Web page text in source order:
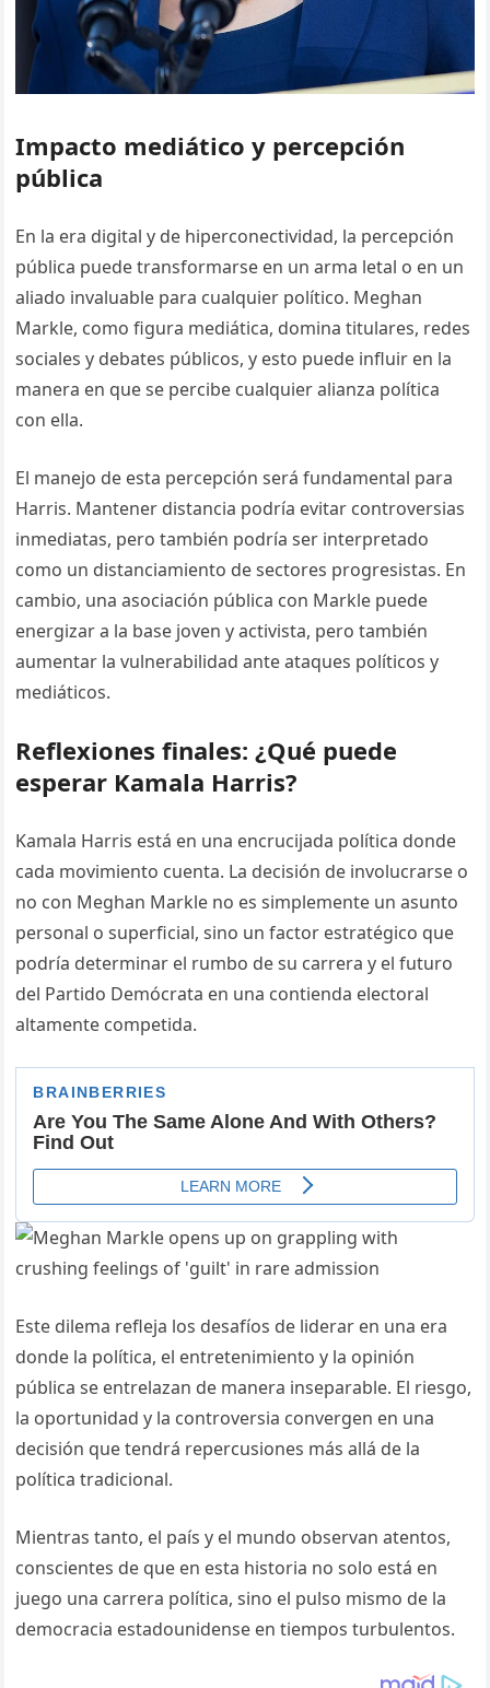
Impacto mediático y percepción
pública
En la era digital y de hiperconectividad, la percepción
pública puede transformarse en un arma letal o en un
aliado invaluable para cualquier político. Meghan
Markle, como figura mediática, domina titulares, redes
sociales y debates públicos, y esto puede influir en la
manera en que se percibe cualquier alianza política
con ella.
El manejo de esta percepción será fundamental para
Harris. Mantener distancia podría evitar controversias
inmediatas, pero también podría ser interpretado
como un distanciamiento de sectores progresistas. En
cambio, una asociación pública con Markle puede
energizar a la base joven y activista, pero también
aumentar la vulnerabilidad ante ataques políticos y
mediáticos.
Reflexiones finales: ¿Qué puede
esperar Kamala Harris?
Kamala Harris está en una encrucijada política donde
cada movimiento cuenta. La decisión de involucrarse o
no con Meghan Markle no es simplemente un asunto
personal o superficial, sino un factor estratégico que
podría determinar el rumbo de su carrera y el futuro
del Partido Demócrata en una contienda electoral
altamente competida.
Este dilema refleja los desafíos de liderar en una era
donde la política, el entretenimiento y la opinión
pública se entrelazan de manera inseparable. El riesgo,
la oportunidad y la controversia convergen en una
decisión que tendrá repercusiones más allá de la
política tradicional.
Mientras tanto, el país y el mundo observan atentos,
conscientes de que en esta historia no solo está en
juego una carrera política, sino el pulso mismo de la
democracia estadounidense en tiempos turbulentos.